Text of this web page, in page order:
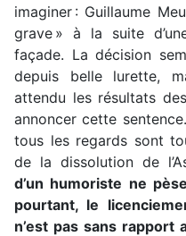
imaginer : Guillaume
grave » à la suite
façade. La décision
depuis belle lurette,
attendu les résultats
annoncer cette
tous les regards sont
de la dissolution de
d’un humoriste ne
pourtant, le
n’est pas sans rapport